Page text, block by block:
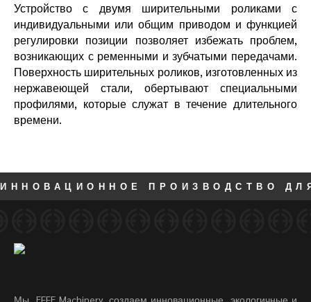
Устройство с двумя ширительными роликами с
индивидуальными или общим приводом и функцией
регулировки позиции позволяет избежать проблем,
возникающих с ременными и зубчатыми передачами.
Поверхность ширительных роликов, изготовленных из
нержавеющей стали, обертывают специальными
профилями, которые служат в течение длительного
времени.
ИННОВАЦИОННОЕ ПРОИЗВОДСТВО
Мы, EFFE Machinery, создаем инновационные, экологичные и